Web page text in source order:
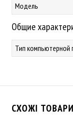
Модель
Общие
Тип компьютерной
СХОЖІ ТОВАРИ